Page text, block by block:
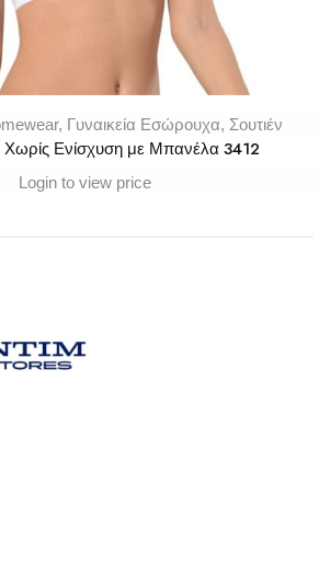
, Γυναικεία Εσώρουχα, Σουτιέν
Χωρίς Ενίσχυση με Μπανέλα 3412
Login to view price